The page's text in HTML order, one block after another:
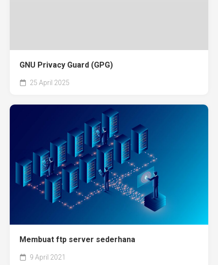
GNU Privacy Guard (GPG)
25 April 2025
Membuat ftp server sederhana
9 April 2021